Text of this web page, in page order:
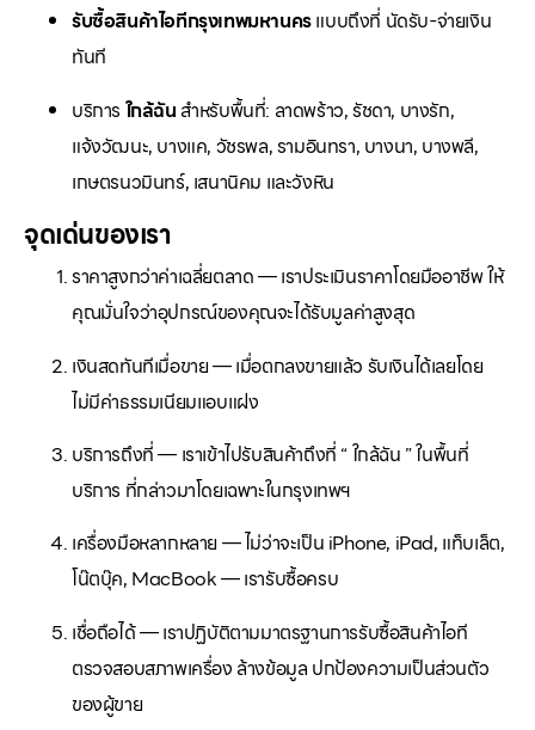
รับซื้อสินค้าไอทีกรุงเทพมหานครแบบถึงที่ นัดรับ-จ่ายเงิน
ทันที
บริการ ใกล้ฉัน สำหรับพื้นที่: ลาดพร้าว, รัชดา, บางรัก,
แจ้งวัฒนะ, บางแค, วัชรพล, รามอินทรา, บางนา, บางพลี,
เกษตรนวมินทร์, เสนานิคม และวังหิน
จุดเด่นของเรา
ราคาสูงกว่าค่าเฉลี่ยตลาด — เราประเมินราคาโดยมืออาชีพ ให้
คุณมั่นใจว่าอุปกรณ์ของคุณจะได้รับมูลค่าสูงสุด
เงินสดทันทีเมื่อขาย — เมื่อตกลงขายแล้ว รับเงินได้เลยโดย
ไม่มีค่าธรรมเนียมแอบแฝง
บริการถึงที่ — เราเข้าไปรับสินค้าถึงที่ “ ใกล้ฉัน ” ในพื้นที่
บริการ ที่กล่าวมาโดยเฉพาะในกรุงเทพฯ
เครื่องมือหลากหลาย — ไม่ว่าจะเป็น iPhone, iPad, แท็บเล็ต,
โน๊ตบุ๊ค, MacBook — เรารับซื้อครบ
เชื่อถือได้ — เราปฏิบัติตามมาตรฐานการรับซื้อสินค้าไอที
ตรวจสอบสภาพเครื่อง ล้างข้อมูล ปกป้องความเป็นส่วนตัว
ของผู้ขาย